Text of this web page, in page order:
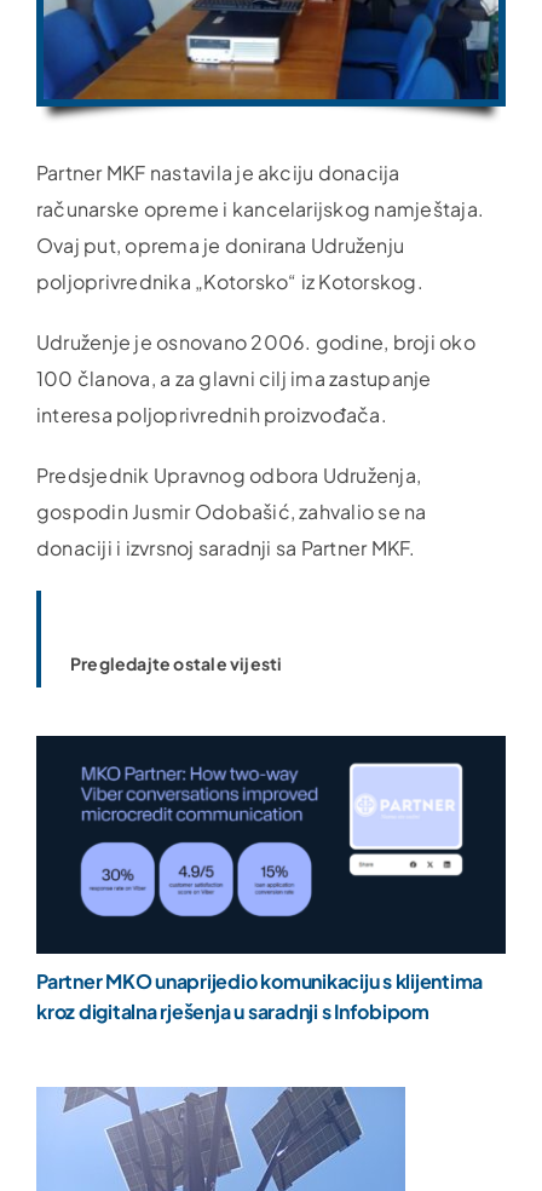
Partner MKF nastavila je akciju donacija
računarske opreme i kancelarijskog namještaja.
Ovaj put, oprema je donirana Udruženju
poljoprivrednika „Kotorsko“ iz Kotorskog.
Udruženje je osnovano 2006. godine, broji oko
100 članova, a za glavni cilj ima zastupanje
interesa poljoprivrednih proizvođača.
Predsjednik Upravnog odbora Udruženja,
gospodin Jusmir Odobašić, zahvalio se na
donaciji i izvrsnoj saradnji sa Partner MKF.
Pregledajte ostale vijesti
Partner MKO unaprijedio komunikaciju s klijentima
kroz digitalna rješenja u saradnji s Infobipom